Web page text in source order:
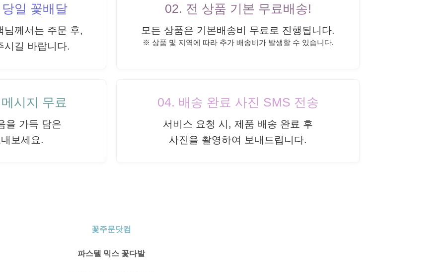
일 꽃배달
님께서는 주문 후,
시길 바랍니다.
02. 전 상품 기본 무료배송!
모든 상품은 기본배송비 무료로 진행됩니다.
※ 상품 및 지역에 따라 추가 배송비가 발생할 수 있습니다.
시지 무료
을 가득 담은
보세요.
04. 배송 완료 사진 SMS 전송
서비스 요청 시, 제품 배송 완료 후
사진을 촬영하여 보내드립니다.
꽃주문닷컴
파스텔 믹스 꽃다발